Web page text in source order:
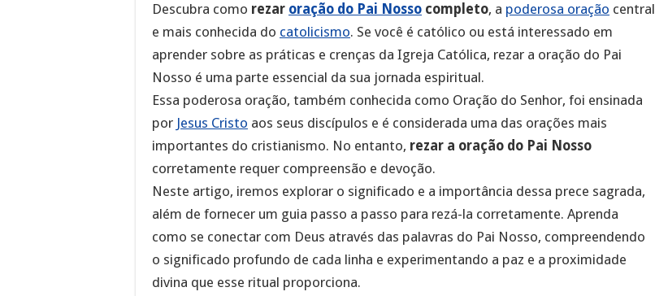
Descubra como rezar oração do Pai Nosso completo, a poderosa oração central
e mais conhecida do catolicismo. Se você é católico ou está interessado em
aprender sobre as práticas e crenças da Igreja Católica, rezar a oração do Pai
Nosso é uma parte essencial da sua jornada espiritual.
Essa poderosa oração, também conhecida como Oração do Senhor, foi ensinada
por Jesus Cristo aos seus discípulos e é considerada uma das orações mais
importantes do cristianismo. No entanto, rezar a oração do Pai Nosso
corretamente requer compreensão e devoção.
Neste artigo, iremos explorar o significado e a importância dessa prece sagrada,
além de fornecer um guia passo a passo para rezá-la corretamente. Aprenda
como se conectar com Deus através das palavras do Pai Nosso, compreendendo
o significado profundo de cada linha e experimentando a paz e a proximidade
divina que esse ritual proporciona.